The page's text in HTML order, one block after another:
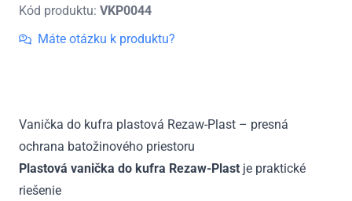
plastová
BMW
-
2018
Kód produktu: VKP0044
Máte otázku k produktu?
Vanička do kufra plastová Rezaw-Plast – presná
ochrana batožinového priestoru
Plastová vanička do kufra Rezaw-Plast je praktické
riešenie